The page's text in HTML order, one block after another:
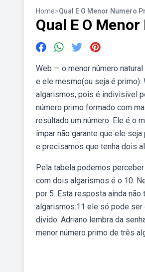
Home>Qual E O Menor Numero
Qual E O
Web — o menor número
e ele mesmo(ou seja é
algarismos, pois é indivisível
número primo formado com
resultado um número. Ele é o
ímpar não garante que ele
e precisamos que tenha dois
Pela tabela podemos
com dois algarismos é o 10.
por 5. Esta resposta ainda
algarismos:11 ele só pode
divido. Adriano lembra da
menor número primo de três